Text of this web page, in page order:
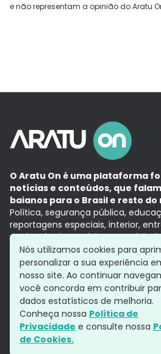
e não representam a opinião do Aratu
O Aratu On é uma plataforma
notícias e conteúdos, que
baianos para o Brasil e resto do
Política, segurança pública,
reportagens especiais, interior,
Aqui, tudo vira notícia e a notícia
com a credibilidade do Grupo
Grupo Aratu
Política de
Siga-nos
Nós utilizamos cookies para
personalizar a sua experiência
nosso site. Ao continuar
você concorda em contribuir
dados estatísticos de melhoria.
Conheça nossa Política de
Privacidade e consulte nossa
de Cookies.